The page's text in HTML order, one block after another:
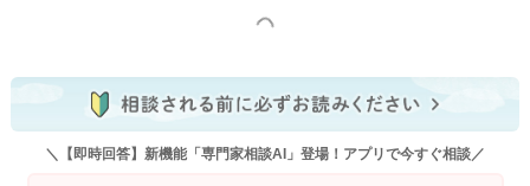
もっと見る
＼【即時回答】新機能「専門家相談AI」登場！アプリで今すぐ相談／